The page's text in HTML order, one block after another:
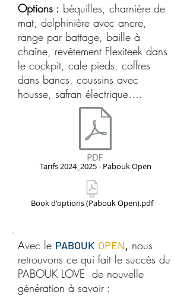
Options : béquilles, charnière de
mat, delphinière avec ancre,
range par battage, baille à
chaîne, revêtement Flexiteek dans
le cockpit, cale pieds, coffres
dans bancs, coussins avec
housse, safran électrique….
Tarifs 2024_2025 - Pabouk Open
Book d'options (Pabouk Open).pdf
Avec le PABOUK OPEN, nous
retrouvons ce qui fait le succès du
PABOUK LOVE de nouvelle
génération à savoir :